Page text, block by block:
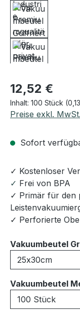
Regulärer Preis:
12,52 €
Inhalt: 100 Stück
Preise exkl.
Sofort
✓ Kostenloser
✓ Frei von BPA
✓ Primär für den
✓ Perforierte
Vakuumbeutel
Vakuumbeutel